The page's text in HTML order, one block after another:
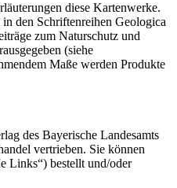
diese Kartenwerke.
den Schriftenreihen Geologica
zum Naturschutz und
(siehe
Maße werden Produkte
des Bayerische Landesamts
vertrieben. Sie können
Links“) bestellt und/oder